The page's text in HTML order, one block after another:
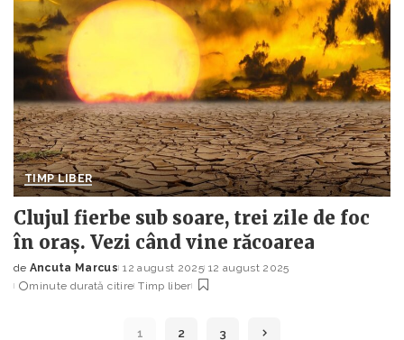
TIMP LIBER
Clujul fierbe sub soare, trei zile de foc
în oraș. Vezi când vine răcoarea
Posted
by
de Ancuta Marcus 12 august 2025 12 august 2025
minute durată citire Timp liber
1 2 3